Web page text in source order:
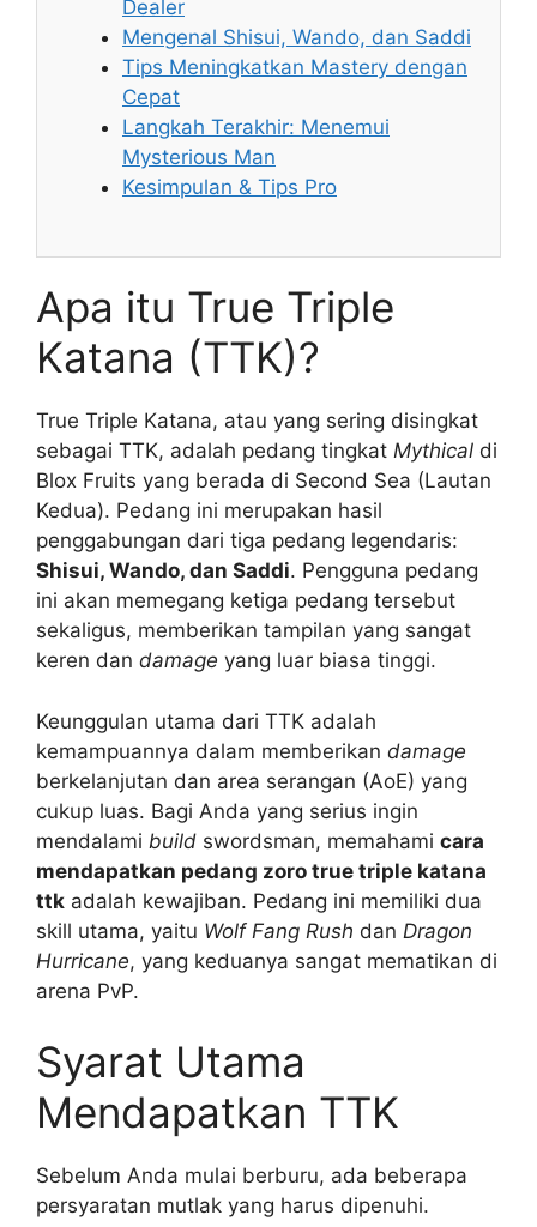
Dealer
Mengenal Shisui, Wando, dan Saddi
Tips Meningkatkan Mastery dengan
Cepat
Langkah Terakhir: Menemui
Mysterious Man
Kesimpulan & Tips Pro
Apa itu True Triple
Katana (TTK)?
True Triple Katana, atau yang sering disingkat
sebagai TTK, adalah pedang tingkat Mythical di
Blox Fruits yang berada di Second Sea (Lautan
Kedua). Pedang ini merupakan hasil
penggabungan dari tiga pedang legendaris:
Shisui, Wando, dan Saddi. Pengguna pedang
ini akan memegang ketiga pedang tersebut
sekaligus, memberikan tampilan yang sangat
keren dan damage yang luar biasa tinggi.
Keunggulan utama dari TTK adalah
kemampuannya dalam memberikan damage
berkelanjutan dan area serangan (AoE) yang
cukup luas. Bagi Anda yang serius ingin
mendalami build swordsman, memahami cara
mendapatkan pedang zoro true triple katana
ttk adalah kewajiban. Pedang ini memiliki dua
skill utama, yaitu Wolf Fang Rush dan Dragon
Hurricane, yang keduanya sangat mematikan di
arena PvP.
Syarat Utama
Mendapatkan TTK
Sebelum Anda mulai berburu, ada beberapa
persyaratan mutlak yang harus dipenuhi.